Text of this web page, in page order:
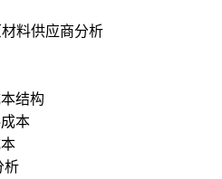
料供应商分析
结构
本
析